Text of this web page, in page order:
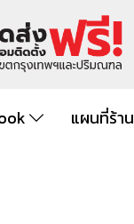
แผนที่ร้าน